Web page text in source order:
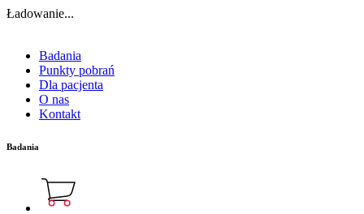
Ładowanie...
Badania
Punkty pobrań
Dla pacjenta
O nas
Kontakt
Badania